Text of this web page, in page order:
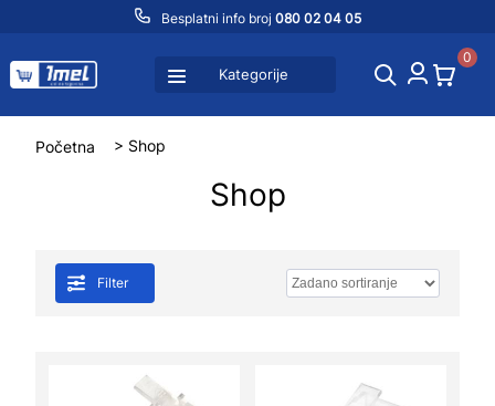
Besplatni info broj 080 02 04 05
Kategorije
0
Početna > Shop
Shop
Filter